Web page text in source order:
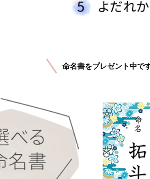
命名書をプレゼント中で